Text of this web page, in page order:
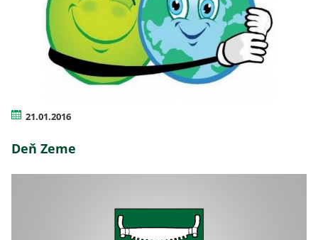
21.01.2016
Deň Zeme